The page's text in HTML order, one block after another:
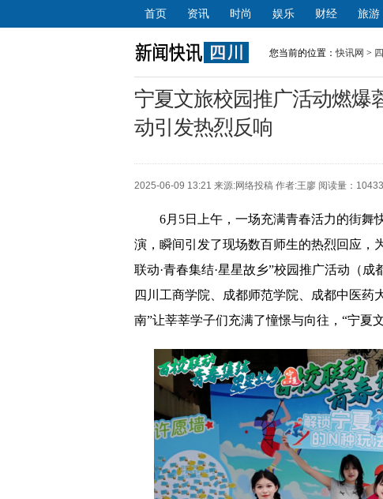
首页 资讯 时尚 娱乐 财经 旅游
您当前的位置：快讯网 >
宁夏文旅校园推广活动燃爆
动引发热烈反响
2025-06-09 13:21 来源:网络投稿 作者:王廖 阅读量：
6月5日上午，一场充满青春活力的街舞
演，瞬间引发了现场数百师生的热烈回应，
联动·青春集结·星星故乡”校园推广活动（
四川工商学院、成都师范学院、成都中医药
南”让莘莘学子们充满了憧憬与向往，“宁夏